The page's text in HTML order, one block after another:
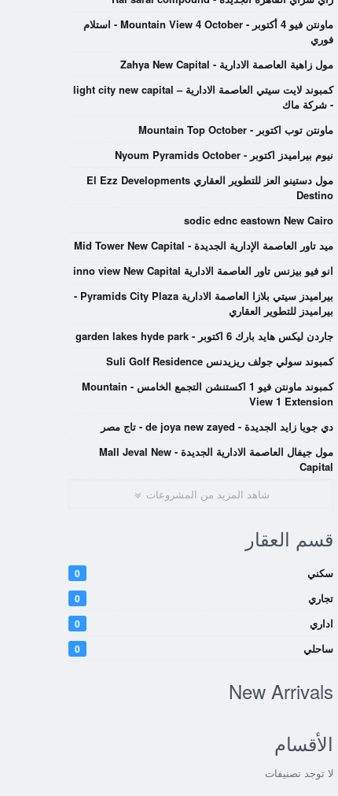
ماونتن فيو 4 أكتوبر - Mountain View 4 October - استلام
فوري
مول زاهية العاصمة الادارية - Zahya New Capital
كمبوند لايت سيتي العاصمة الادارية – light city new capital
- شركة ماك
ماونتن توب اكتوبر - Mountain Top October
نيوم بيراميدز اكتوبر - Nyoum Pyramids October
مول دستينو العز للتطوير العقاري El Ezz Developments
Destino
sodic ednc eastown New Cairo
ميد تاور العاصمة الإدارية الجديدة - Mid Tower New Capital
انو فيو بيزنس تاور العاصمة الادارية inno view New Capital
بيراميدز سيتي بلازا العاصمة الادارية Pyramids City Plaza -
بيراميدز للتطوير العقاري
جاردن ليكس هايد بارك 6 اكتوبر - garden lakes hyde park
كمبوند سولي جولف ريزيدنس Suli Golf Residence
كمبوند ماونتن فيو 1 اكستنشن التجمع الخامس - Mountain
View 1 Extension
دي جويا زايد الجديدة - de joya new zayed - تاج مصر
مول جيفال العاصمة الادارية الجديدة - Mall Jeval New
Capital
شاهد المزيد من المشروعات
قسم العقار
سكني 0
تجاري 0
اداري 0
ساحلي 0
New Arrivals
الأقسام
لا توجد تصنيفات